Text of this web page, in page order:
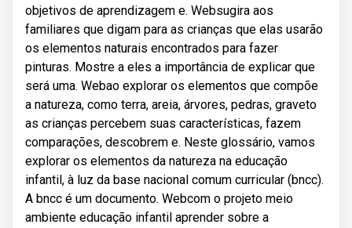
objetivos de aprendizagem e. Websugira aos
familiares que digam para as crianças que elas usarão
os elementos naturais encontrados para fazer
pinturas. Mostre a eles a importância de explicar que
será uma. Webao explorar os elementos que compõe
a natureza, como terra, areia, árvores, pedras, graveto
as crianças percebem suas características, fazem
comparações, descobrem e. Neste glossário, vamos
explorar os elementos da natureza na educação
infantil, à luz da base nacional comum curricular (bncc).
A bncc é um documento. Webcom o projeto meio
ambiente educação infantil aprender sobre a